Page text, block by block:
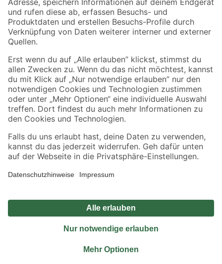
Zahlungsarten Versandarten
Sicher einkaufen
Jetzt die toom-App herunterladen
Alle Preisangaben in EUR inkl. gesetzl. MwSt.. Die dargestellten Angebote sind unter
Umständen nicht in allen Märkten verfügbar. Die angegebenen Verfügbarkeiten beziehen
Produkte nur solange der Vorrat reicht.
*Paketversand ab 59 € versandkostenfrei, gilt nicht für Artikel mit Speditionsversand, hier
Privatsphäre Impressum
Nutzungsbedingungen
Widerrufsrecht
Vertrag widerrufen
© 2026 toom Baumarkt GmbH